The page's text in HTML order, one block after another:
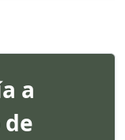
a